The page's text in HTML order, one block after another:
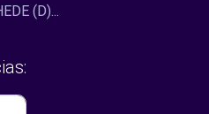
(D)...